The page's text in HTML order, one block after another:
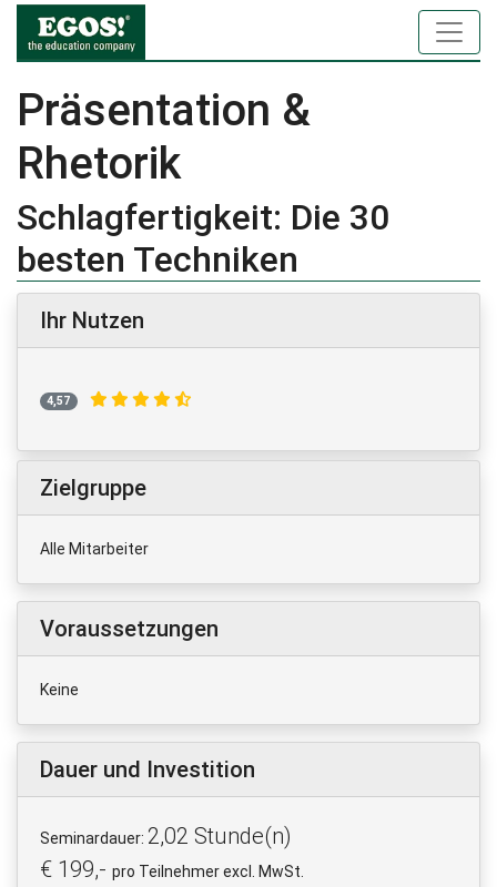
Präsentation &
Rhetorik
Schlagfertigkeit: Die 30
besten Techniken
Ihr Nutzen
4,57
Zielgruppe
Alle Mitarbeiter
Voraussetzungen
Keine
Dauer und Investition
Seminardauer: 2,02 Stunde(n)
€ 199,- pro Teilnehmer excl. MwSt.